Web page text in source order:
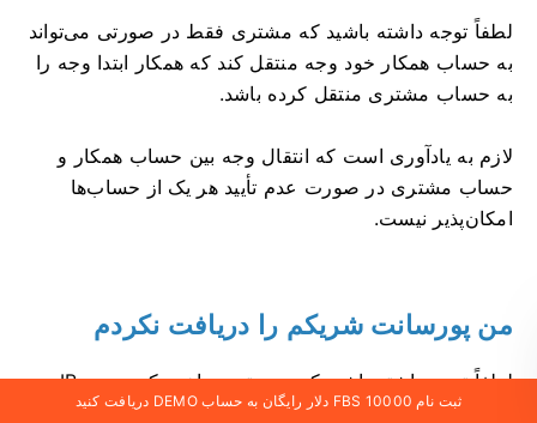
لطفاً توجه داشته باشید که مشتری فقط در صورتی می‌تواند
به حساب همکار خود وجه منتقل کند که همکار ابتدا وجه را
به حساب مشتری منتقل کرده باشد.
لازم به یادآوری است که انتقال وجه بین حساب همکار و
حساب مشتری در صورت عدم تأیید هر یک از حساب‌ها
امکان‌پذیر نیست.
من پورسانت شریکم را دریافت نکردم
لطفاً توجه داشته باشید که سیستم پرداخت کمیسیون IB
کاملاً واضح و شفاف است: همه نرخ‌ها برای هر نوع حساب و
ثبت نام FBS 10000 دلار رایگان به حساب DEMO دریافت کنید